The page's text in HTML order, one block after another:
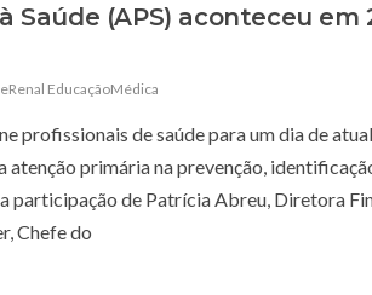
Saúde (APS) aconteceu em
EducaçãoMédica
profissionais de saúde para um dia de
primária na prevenção,
participação de Patrícia Abreu, Diretora
Chefe do